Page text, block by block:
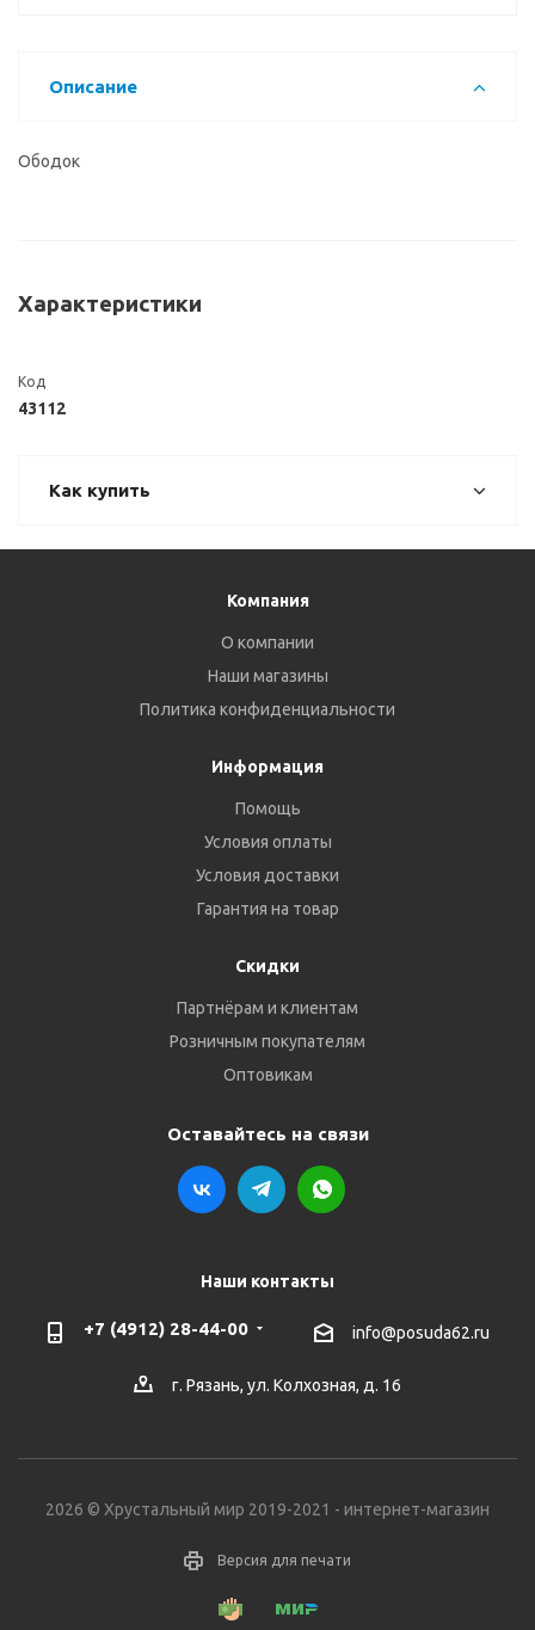
Описание
Ободок
Характеристики
Код
43112
Как купить
Компания
О компании
Наши магазины
Политика конфиденциальности
Информация
Помощь
Условия оплаты
Условия доставки
Гарантия на товар
Скидки
Партнёрам и клиентам
Розничным покупателям
Оптовикам
Оставайтесь на связи
Наши контакты
+7 (4912) 28-44-00 info@posuda62.ru
г. Рязань, ул. Колхозная, д. 16
2026 © Хрустальный мир 2019-2021 - интернет-магазин
Версия для печати